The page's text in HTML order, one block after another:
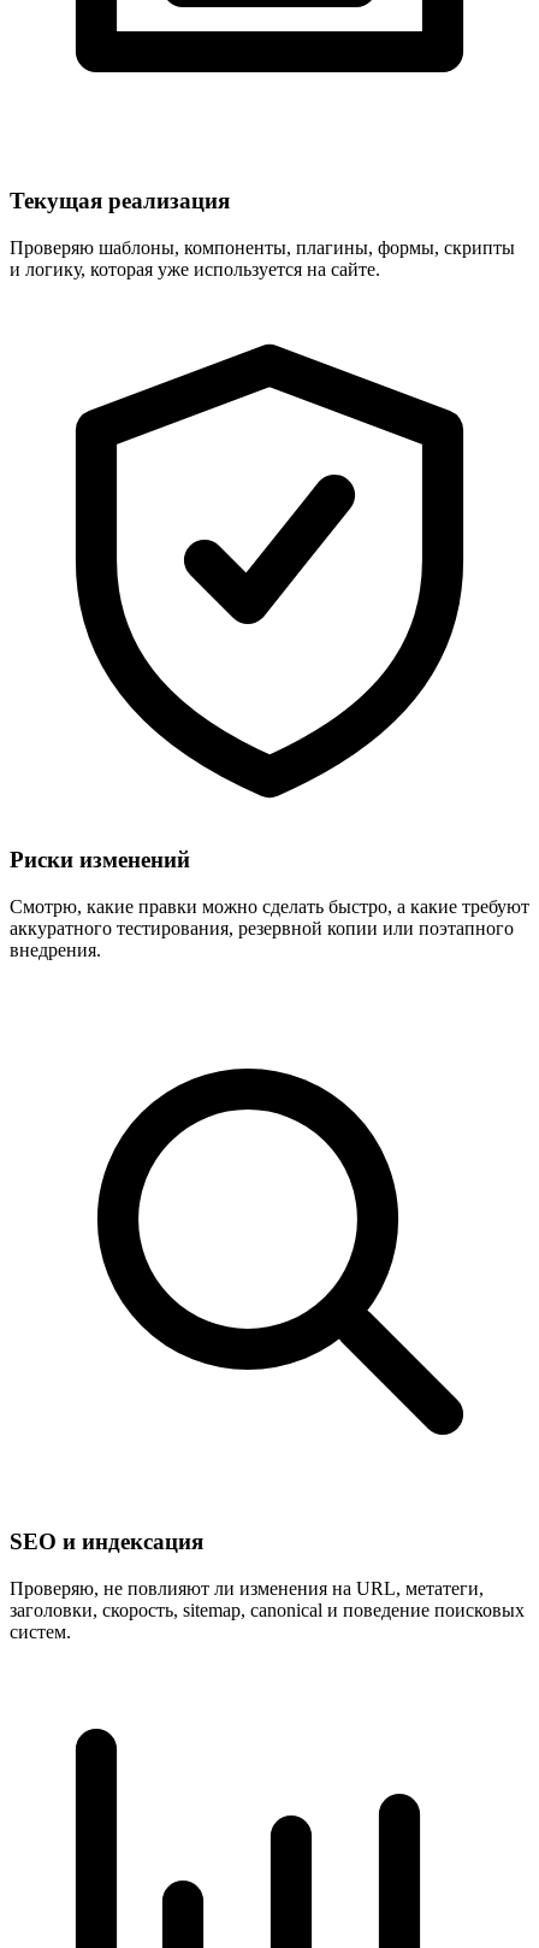
Текущая реализация
Проверяю шаблоны, компоненты, плагины, формы, скрипты
и логику, которая уже используется на сайте.
Риски изменений
Смотрю, какие правки можно сделать быстро, а какие требуют
аккуратного тестирования, резервной копии или поэтапного
внедрения.
SEO и индексация
Проверяю, не повлияют ли изменения на URL, метатеги,
заголовки, скорость, sitemap, canonical и поведение поисковых
систем.